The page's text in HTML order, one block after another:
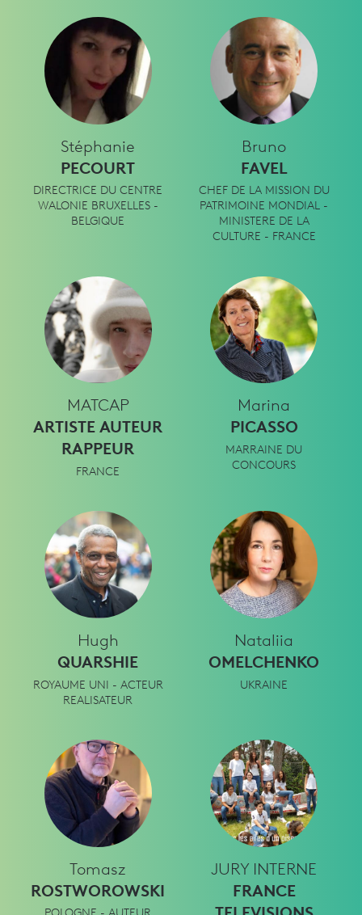
Stéphanie
PECOURT
DIRECTRICE DU CENTRE
WALONIE BRUXELLES -
BELGIQUE
Bruno
FAVEL
CHEF DE LA MISSION DU
PATRIMOINE MONDIAL -
MINISTERE DE LA
CULTURE - FRANCE
MATCAP
ARTISTE AUTEUR
RAPPEUR
FRANCE
Marina
PICASSO
MARRAINE DU
CONCOURS
Hugh
QUARSHIE
ROYAUME UNI - ACTEUR
REALISATEUR
Nataliia
OMELCHENKO
UKRAINE
Tomasz
ROSTWOROWSKI
JURY INTERNE
FRANCE